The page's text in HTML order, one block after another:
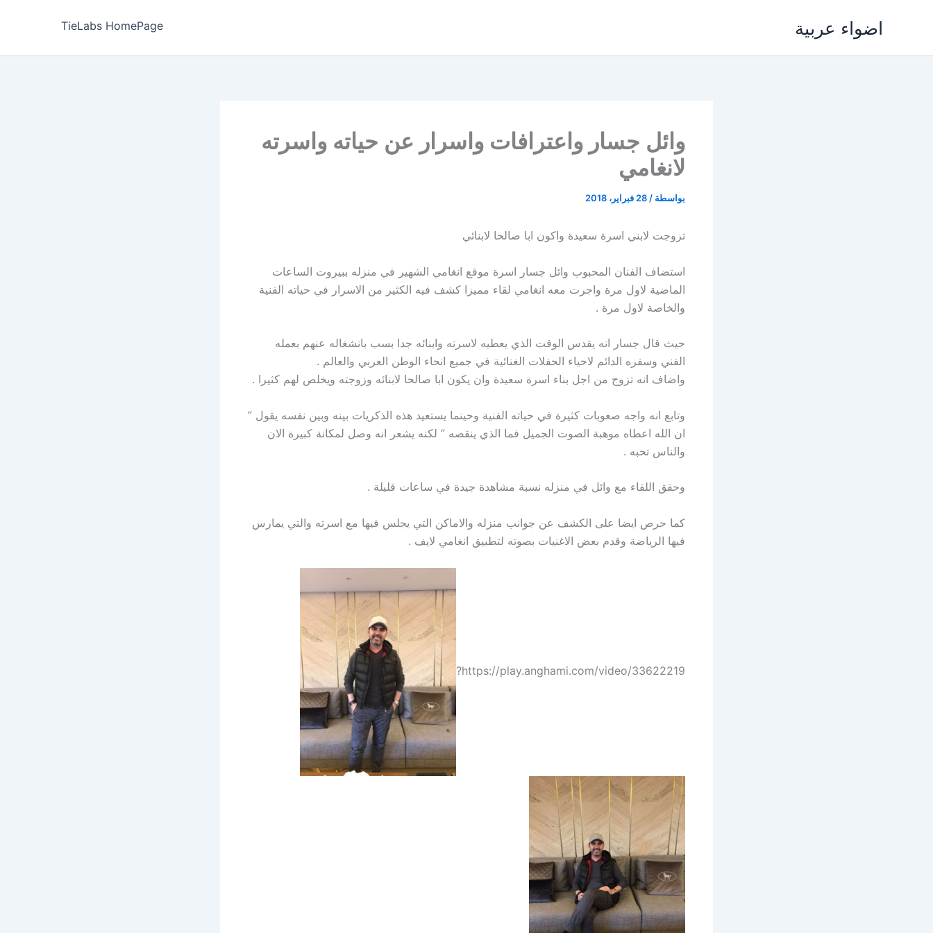
اضواء عربية TieLabs HomePage
وائل جسار واعترافات واسرار عن حياته واسرته
لانغامي
بواسطة / 28 فبراير، 2018
تزوجت لابني اسرة سعيدة واكون ابا صالحا لابنائي
استضاف الفنان المحبوب وائل جسار اسرة موقع انغامي الشهير في منزله ببيروت الساعات
الماضية لاول مرة واجرت معه انغامي لقاء مميزا كشف فيه الكثير من الاسرار في حياته الفنية
والخاصة لاول مرة .
حيث قال جسار انه يقدس الوقت الذي يعطيه لاسرته وابنائه جدا بسب بانشغاله عنهم بعمله
الفني وسفره الدائم لاحياء الحفلات الغنائية في جميع انحاء الوطن العربي والعالم .
واضاف انه تزوج من اجل بناء اسرة سعيدة وان يكون ابا صالحا لابنائه وزوجته ويخلص لهم كثيرا .
وتابع انه واجه صعوبات كثيرة في حياته الفنية وحينما يستعيد هذه الذكريات بينه وبين نفسه يقول ”
ان الله اعطاه موهبة الصوت الجميل فما الذي ينقصه ” لكنه يشعر انه وصل لمكانة كبيرة الان
والناس تحبه .
وحقق اللقاء مع وائل في منزله نسبة مشاهدة جيدة في ساعات قليلة .
كما حرص ايضا على الكشف عن جوانب منزله والاماكن التي يجلس فيها مع اسرته والتي يمارس
فيها الرياضة وقدم بعض الاغنيات بصوته لتطبيق انغامي لايف .
https://play.anghami.com/video/33622219?